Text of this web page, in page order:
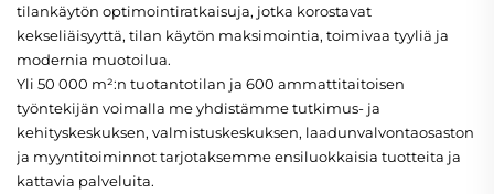
tilankäytön optimointiratkaisuja, jotka korostavat
kekseliäisyyttä, tilan käytön maksimointia, toimivaa tyyliä ja
modernia muotoilua.
Yli 50 000 m²:n tuotantotilan ja 600 ammattitaitoisen
työntekijän voimalla me yhdistämme tutkimus- ja
kehityskeskuksen, valmistuskeskuksen, laadunvalvontaosaston
ja myyntitoiminnot tarjotaksemme ensiluokkaisia tuotteita ja
kattavia palveluita.